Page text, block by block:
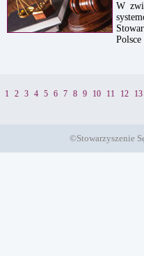
W
1 2 3 4 5 6 7 8 9 10 11 12 13
©Stowarzyszenie